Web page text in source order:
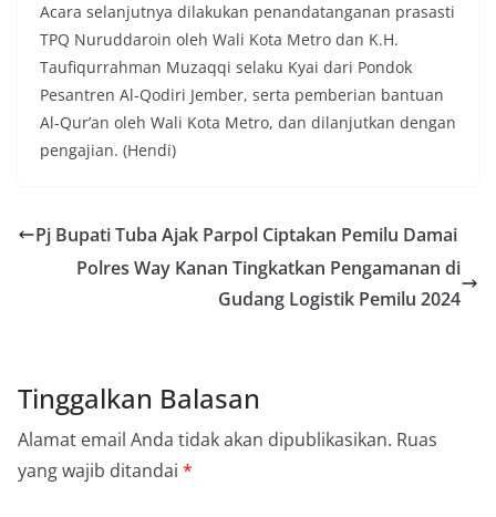
Acara selanjutnya dilakukan penandatanganan prasasti
TPQ Nuruddaroin oleh Wali Kota Metro dan K.H.
Taufiqurrahman Muzaqqi selaku Kyai dari Pondok
Pesantren Al-Qodiri Jember, serta pemberian bantuan
Al-Qur’an oleh Wali Kota Metro, dan dilanjutkan dengan
pengajian. (Hendi)
Pj Bupati Tuba Ajak Parpol Ciptakan Pemilu Damai
Polres Way Kanan Tingkatkan Pengamanan di
Gudang Logistik Pemilu 2024
Tinggalkan Balasan
Alamat email Anda tidak akan dipublikasikan. Ruas
yang wajib ditandai *